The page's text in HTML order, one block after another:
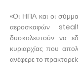
«Οι ΗΠΑ και οι
αεροσκαφών
δυσκολευτούν να
κυριαρχίας που
ανέφερε το